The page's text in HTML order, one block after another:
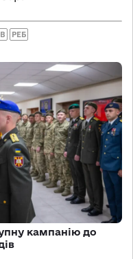
РЕБ
кампанію до